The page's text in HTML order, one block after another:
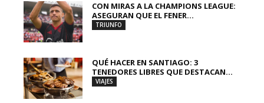
CON MIRAS A LA CHAMPIONS LEAGUE:
ASEGURAN QUE EL FENER...
TRIUNFO
QUÉ HACER EN SANTIAGO: 3
TENEDORES LIBRES QUE DESTACAN...
VIAJES